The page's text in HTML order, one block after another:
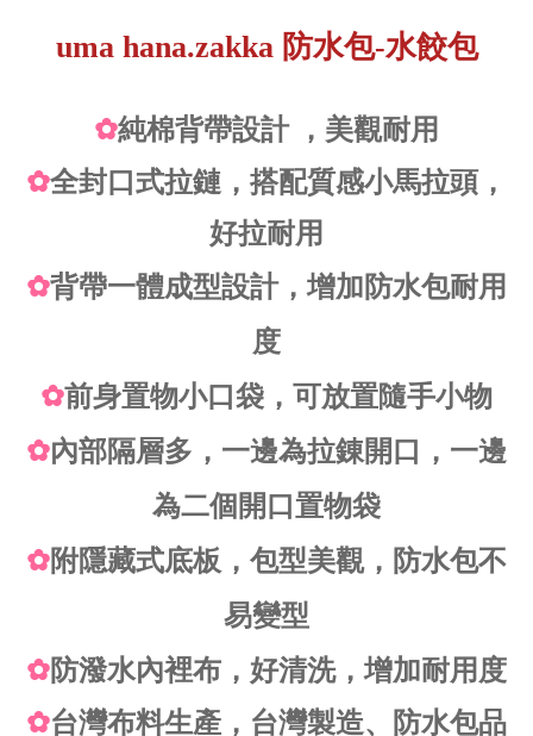
uma hana.zakka 防水包-水餃包
✿純棉背帶設計 ，美觀耐用
✿全封口式拉鏈，搭配質感小馬拉頭，
好拉耐用
✿背帶一體成型設計，增加防水包耐用
度
✿前身置物小口袋，可放置隨手小物
✿內部隔層多，一邊為拉錬開口，一邊
為二個開口置物袋
✿附隱藏式底板，包型美觀，防水包不
易變型
✿防潑水內裡布，好清洗，增加耐用度
✿台灣布料生產，台灣製造、防水包品